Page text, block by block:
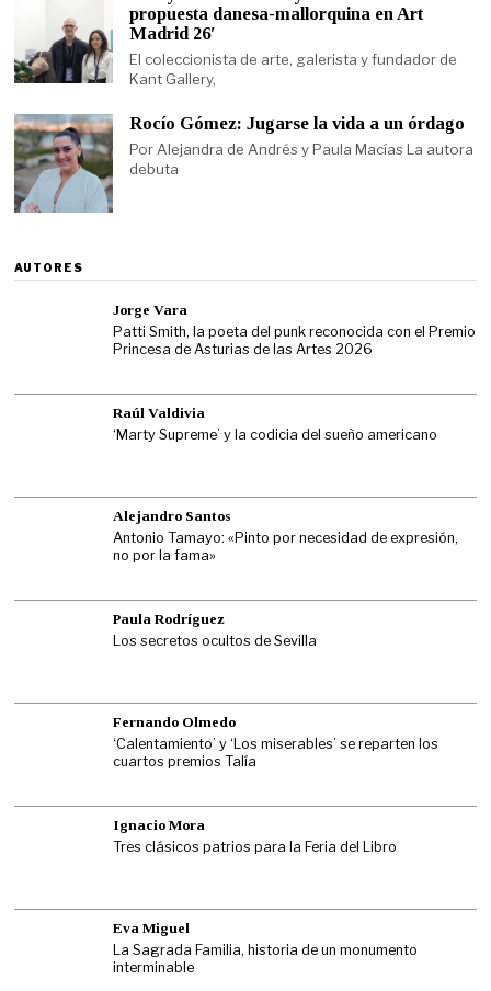
propuesta danesa-mallorquina en Art
Madrid 26′
El coleccionista de arte, galerista y fundador de
Kant Gallery,
Rocío Gómez: Jugarse la vida a un órdago
Por Alejandra de Andrés y Paula Macías La autora
debuta
AUTORES
Jorge Vara
Patti Smith, la poeta del punk reconocida con el Premio
Princesa de Asturias de las Artes 2026
Raúl Valdivia
‘Marty Supreme’ y la codicia del sueño americano
Alejandro Santos
Antonio Tamayo: «Pinto por necesidad de expresión,
no por la fama»
Paula Rodríguez
Los secretos ocultos de Sevilla
Fernando Olmedo
‘Calentamiento’ y ‘Los miserables’ se reparten los
cuartos premios Talía
Ignacio Mora
Tres clásicos patrios para la Feria del Libro
Eva Miguel
La Sagrada Familia, historia de un monumento
interminable